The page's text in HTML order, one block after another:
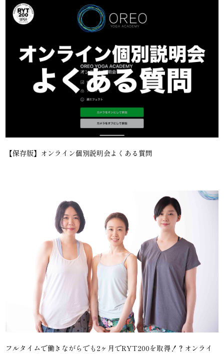
【保存版】オンライン個別説明会よくある質問
フルタイムで働きながらでも2ヶ月でRYT200を取得！？オンライ